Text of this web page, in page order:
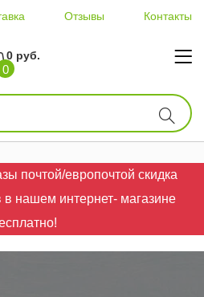
Отзывы Контакты
0
0 руб.
почтой/европочтой скидка
в нашем интернет- магазине